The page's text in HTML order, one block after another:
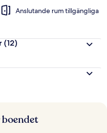
Anslutande rum tillgängliga
(12)